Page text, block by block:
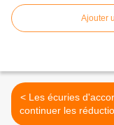
Ajouter
< Les écuries d'accord pour
continuer les